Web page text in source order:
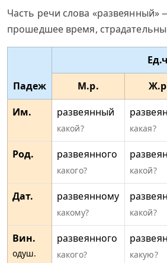
Часть речи слова «развеянный»
прошедшее время,
Падеж
М.р.
Им.
развеянный
какой? какая?
Род. развеянного
какого? какой?
Дат. развеянному
какому? какой?
Вин.
одуш.
развеянного
какого? какую?